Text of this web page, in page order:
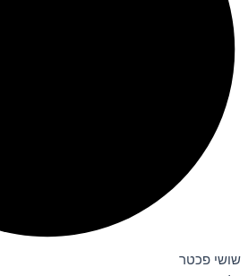
שושי פכטר